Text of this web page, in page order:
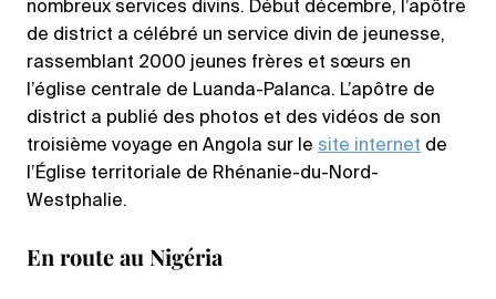
nombreux services divins. Début décembre, l’apôtre
de district a célébré un service divin de jeunesse,
rassemblant 2000 jeunes frères et sœurs en
l’église centrale de Luanda-Palanca. L’apôtre de
district a publié des photos et des vidéos de son
troisième voyage en Angola sur le site internet de
l’Église territoriale de Rhénanie-du-Nord-
Westphalie.
En route au Nigéria